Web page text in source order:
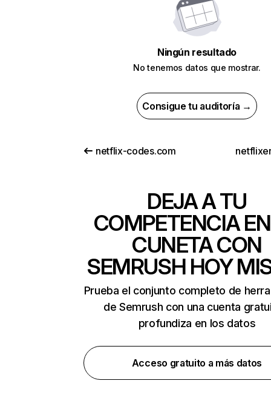
Ningún resultado
No tenemos datos que mostrar.
Consigue tu auditoría →
netflix-codes.com
DEJA A TU
COMPETENCIA
CUNETA CON
SEMRUSH HOY
Prueba el conjunto completo de
de Semrush con una cuenta
profundiza en los datos
Acceso gratuito a más datos